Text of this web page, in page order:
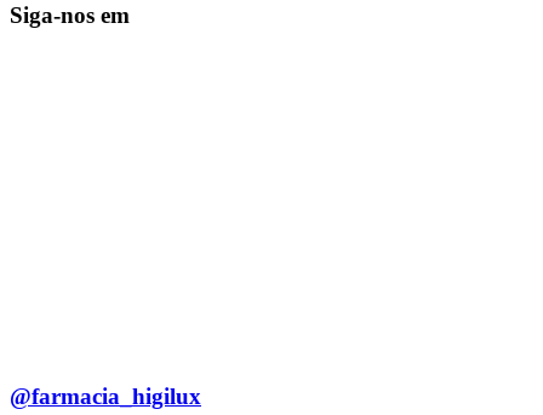
Siga-nos em
@farmacia_higilux